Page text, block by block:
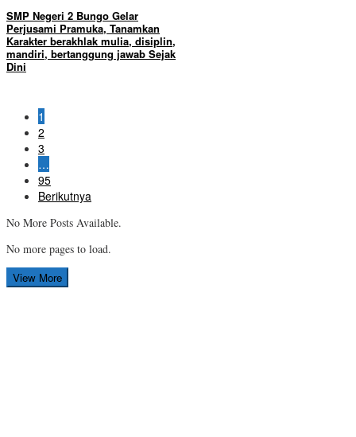
SMP Negeri 2 Bungo Gelar
Perjusami Pramuka, Tanamkan
Karakter berakhlak mulia, disiplin,
mandiri, bertanggung jawab Sejak
Dini
1
2
3
…
95
Berikutnya
No More Posts Available.
No more pages to load.
View More